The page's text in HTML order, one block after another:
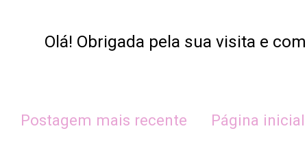
Olá! Obrigada pela sua visita e
Postagem mais recente Página inicial